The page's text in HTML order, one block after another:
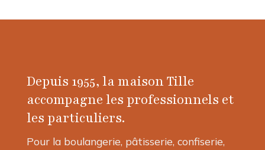
Depuis 1955, la maison Tille
accompagne les professionnels et
les particuliers.
Pour la boulangerie, pâtisserie, confiserie,